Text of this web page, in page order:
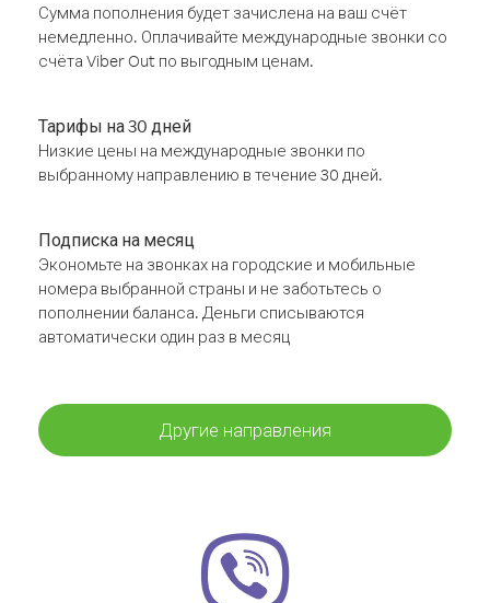
Сумма пополнения будет зачислена на ваш счёт
немедленно. Оплачивайте международные звонки со
счёта Viber Out по выгодным ценам.
Тарифы на 30 дней
Низкие цены на международные звонки по
выбранному направлению в течение 30 дней.
Подписка на месяц
Экономьте на звонках на городские и мобильные
номера выбранной страны и не заботьтесь о
пополнении баланса. Деньги списываются
автоматически один раз в месяц
Другие направления